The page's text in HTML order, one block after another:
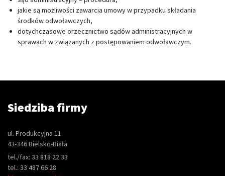
jakie są możliwości zawarcia umowy w przypadku składania
środków odwoławczych,
dotychczasowe orzecznictwo sądów administracyjnych w
sprawach w związanych z postępowaniem odwoławczym.
Siedziba firmy
ul. Produkcyjna 11
43-346 Bielsko-Biała
tel./fax: 33 818 22 33
tel.: 33 487 66 28